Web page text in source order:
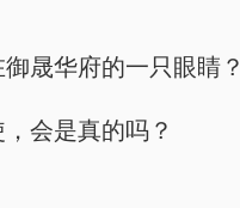
晟华府的一只眼睛？
会是真的吗？